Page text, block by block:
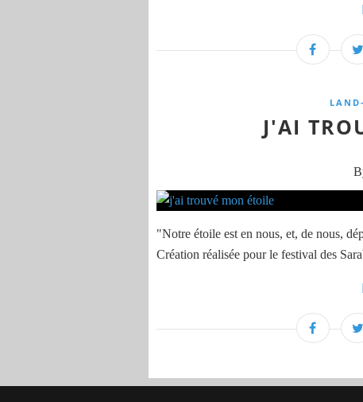
J'AI
"Notre étoile est en nous, et, de nous,
Création réalisée pour le festival des